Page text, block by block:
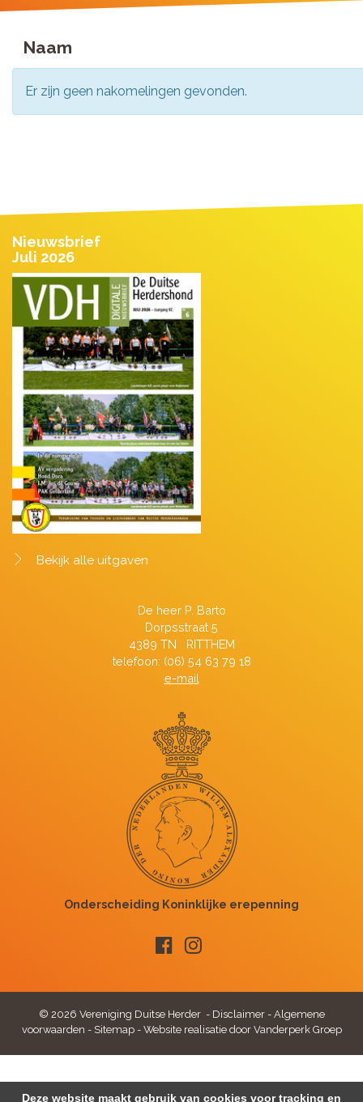
Naam
Er zijn geen nakomelingen gevonden.
Nieuwsbrief
Juli 2026
Bekijk alle uitgaven
De heer P. Barto
Dorpsstraat 5
4389 TN RITTHEM
telefoon: (06) 54 63 79 18
e-mail
© 2026 Vereniging Duitse Herder - Disclaimer- Algemene
voorwaarden - Sitemap- Website realisatie door Vanderperk Groep
Deze website maakt gebruik van cookies voor tracking en